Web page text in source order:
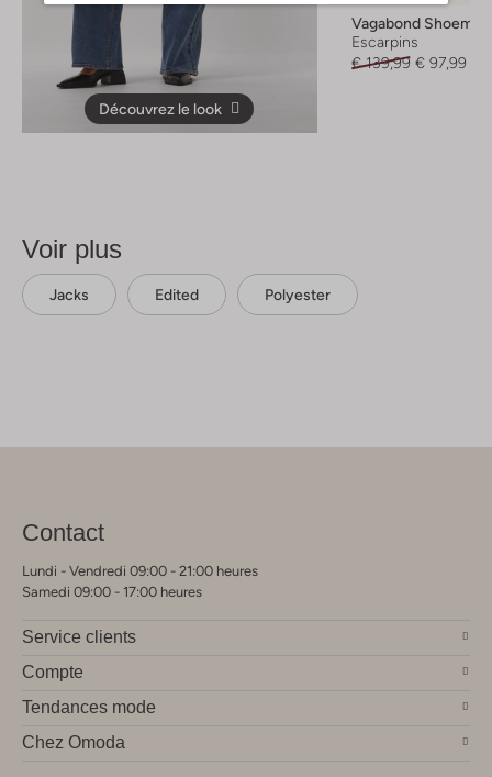
Découvrez le look
Vagabond
Escarpins
€ 139,99 € 97,99
Voir plus
Jacks Edited Polyester
Contact
Lundi - Vendredi 09:00 - 21:00 heures
Samedi 09:00 - 17:00 heures
Service clients
Compte
Tendances mode
Chez Omoda